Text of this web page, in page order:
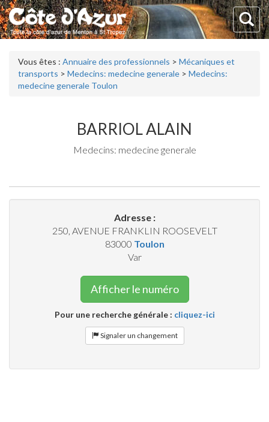
Vous êtes : Annuaire des professionnels > Mécaniques et
transports > Medecins: medecine generale > Medecins:
medecine generale Toulon
BARRIOL ALAIN
Medecins: medecine generale
Adresse :
250, AVENUE FRANKLIN ROOSEVELT
83000 Toulon
Var
Afficher le numéro
Pour une recherche générale : cliquez-ici
Signaler un changement